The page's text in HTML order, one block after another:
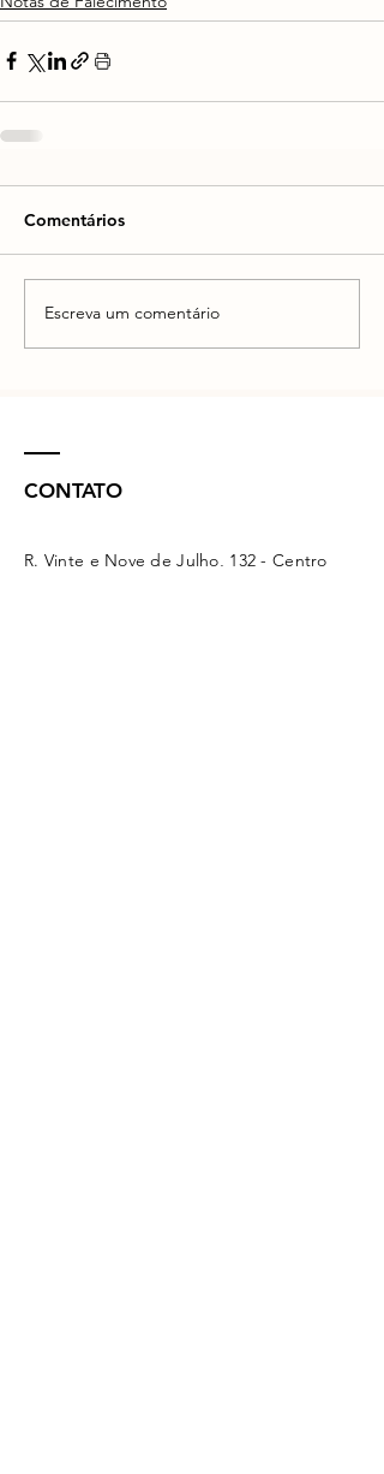
Comentários
Escreva um comentário
CONTATO
R. Vinte e Nove de Julho, 132 - Centro